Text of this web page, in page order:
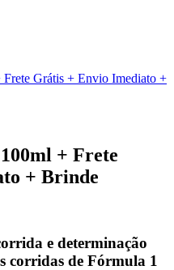
Grátis + Envio Imediato +
+ Frete
+ Brinde
e determinação
corridas de Fórmula 1